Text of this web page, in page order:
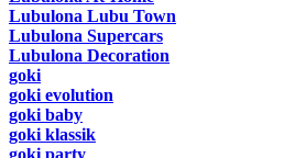
Lubulona Lubu Town
Lubulona Supercars
Lubulona Decoration
goki
goki evolution
goki baby
goki klassik
goki party